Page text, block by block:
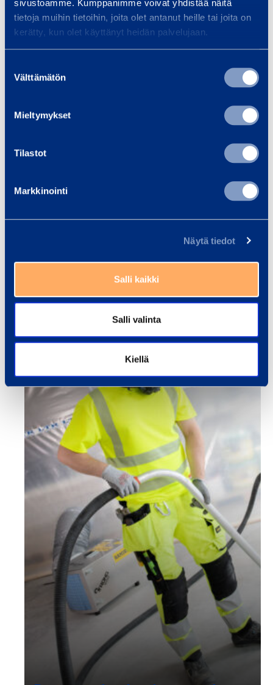
sivustoamme. Kumppanimme voivat yhdistää näitä
tietoja muihin tietoihin, joita olet antanut heille tai joita on
kerätty, kun olet käyttänyt heidän palvelujaan.
valinta
Välttämätön
Mieltymykset
Tilastot
Markkinointi
Näytä tiedot
Salli kaikki
Salli valinta
Kiellä
Traffic safety and
infrastructure
services, whether your project is
Trainings